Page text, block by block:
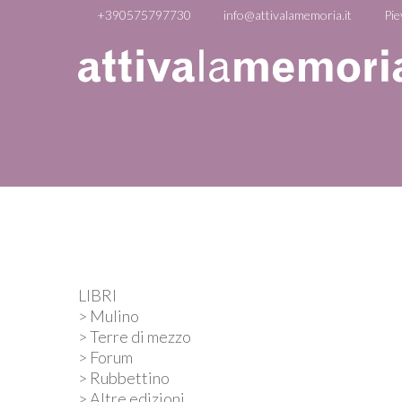
+390575797730 info@attivalamemoria.it
LIBRI
> Mulino
> Terre di mezzo
> Forum
> Rubbettino